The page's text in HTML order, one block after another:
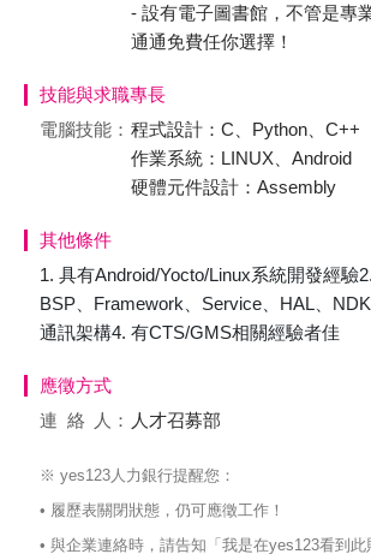
- 設有電子圖書館，不管是專
通通免費任你選擇！
技能與求職專長
電腦技能： 程式設計：C、Python、C++
作業系統：LINUX、Android
硬體元件設計：Assembly
其他條件
1. 具有Android/Yocto/Linux系統開發經驗
BSP、Framework、Service、HAL、
通訊架構4. 有CTS/GMS相關經驗者佳
應徵方式
連絡
人： 人才召募部
※ yes123人力銀行提醒您：
• 履歷表關閉狀態，仍可應徵工作！
• 與企業連絡時，請告知「我是在yes123看到此